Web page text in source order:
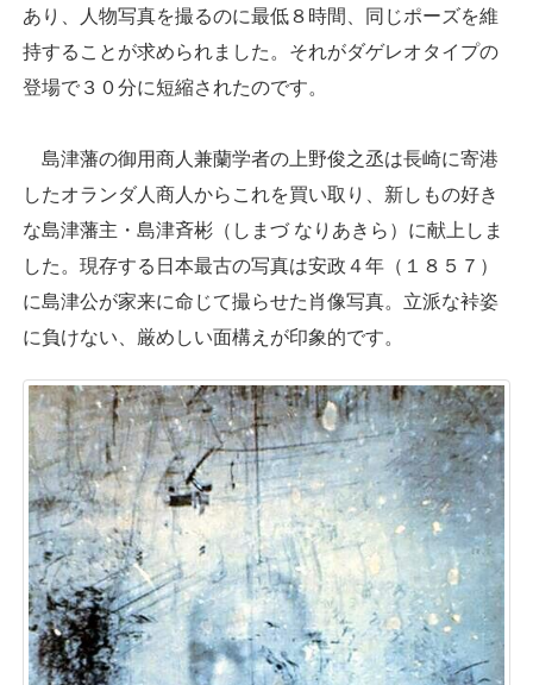
あり、人物写真を撮るのに最低８時間、同じポーズを維
持することが求められました。それがダゲレオタイプの
登場で３０分に短縮されたのです。
島津藩の御用商人兼蘭学者の上野俊之丞は長崎に寄港
したオランダ人商人からこれを買い取り、新しもの好き
な島津藩主・島津斉彬（しまづ なりあきら）に献上しま
した。現存する日本最古の写真は安政４年（１８５７）
に島津公が家来に命じて撮らせた肖像写真。立派な裃姿
に負けない、厳めしい面構えが印象的です。